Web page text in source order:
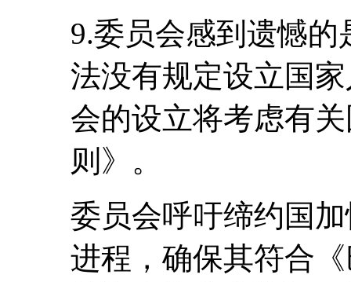
9.委员会感到遗憾的
法没有规定设立国
会的设立将考虑有
则》。
委员会呼吁缔约国
进程，确保其符合